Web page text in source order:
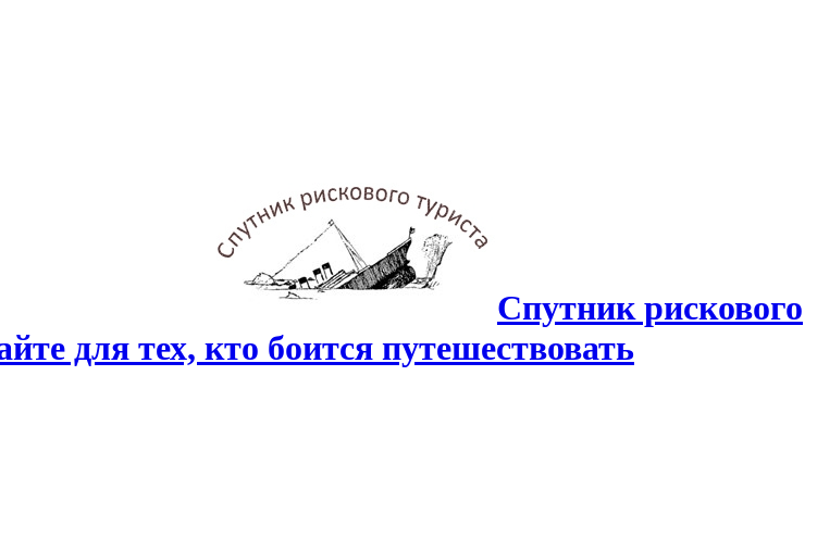
Спутник рискового
для тех, кто боится путешествовать